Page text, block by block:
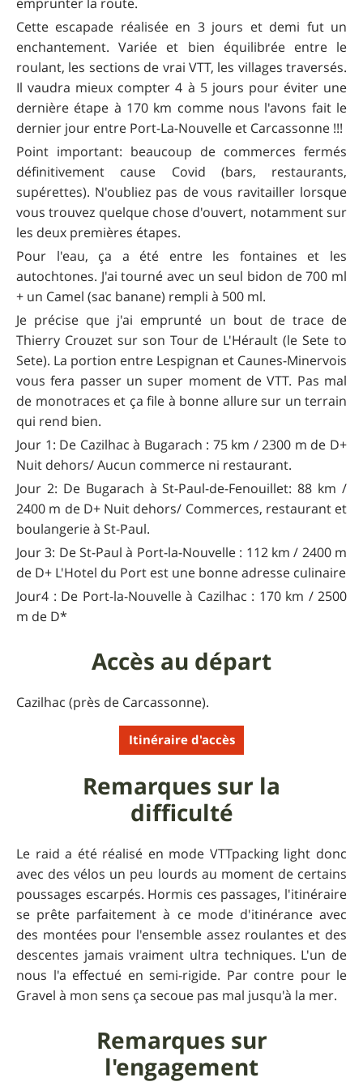
Cette escapade réalisée en 3 jours et demi fut un
enchantement. Variée et bien équilibrée entre le
roulant, les sections de vrai VTT, les villages traversés.
Il vaudra mieux compter 4 à 5 jours pour éviter une
dernière étape à 170 km comme nous l'avons fait le
dernier jour entre Port-La-Nouvelle et Carcassonne !!!
Point important: beaucoup de commerces fermés
définitivement cause Covid (bars, restaurants,
supérettes). N'oubliez pas de vous ravitailler lorsque
vous trouvez quelque chose d'ouvert, notamment sur
les deux premières étapes.
Pour l'eau, ça a été entre les fontaines et les
autochtones. J'ai tourné avec un seul bidon de 700 ml
+ un Camel (sac banane) rempli à 500 ml.
Je précise que j'ai emprunté un bout de trace de
Thierry Crouzet sur son Tour de L'Hérault (le Sete to
Sete). La portion entre Lespignan et Caunes-Minervois
vous fera passer un super moment de VTT. Pas mal
de monotraces et ça file à bonne allure sur un terrain
qui rend bien.
Jour 1: De Cazilhac à Bugarach : 75 km / 2300 m de D+
Nuit dehors/ Aucun commerce ni restaurant.
Jour 2: De Bugarach à St-Paul-de-Fenouillet: 88 km /
2400 m de D+ Nuit dehors/ Commerces, restaurant et
boulangerie à St-Paul.
Jour 3: De St-Paul à Port-la-Nouvelle : 112 km / 2400 m
de D+ L'Hotel du Port est une bonne adresse culinaire
Jour4 : De Port-la-Nouvelle à Cazilhac : 170 km / 2500
m de D*
Accès au départ
Cazilhac (près de Carcassonne).
Itinéraire d'accès
Remarques sur la
difficulté
Le raid a été réalisé en mode VTTpacking light donc
avec des vélos un peu lourds au moment de certains
poussages escarpés. Hormis ces passages, l'itinéraire
se prête parfaitement à ce mode d'itinérance avec
des montées pour l'ensemble assez roulantes et des
descentes jamais vraiment ultra techniques. L'un de
nous l'a effectué en semi-rigide. Par contre pour le
Gravel à mon sens ça secoue pas mal jusqu'à la mer.
Remarques sur
l'engagement